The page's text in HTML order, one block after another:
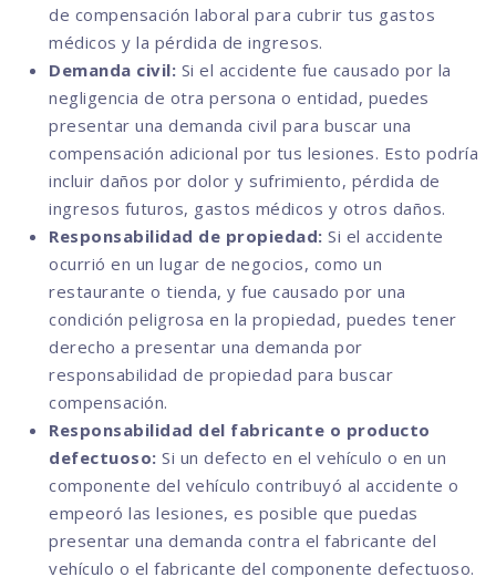
de compensación laboral para cubrir tus gastos
médicos y la pérdida de ingresos.
Demanda civil: Si el accidente fue causado por la
negligencia de otra persona o entidad, puedes
presentar una demanda civil para buscar una
compensación adicional por tus lesiones. Esto podría
incluir daños por dolor y sufrimiento, pérdida de
ingresos futuros, gastos médicos y otros daños.
Responsabilidad de propiedad: Si el accidente
ocurrió en un lugar de negocios, como un
restaurante o tienda, y fue causado por una
condición peligrosa en la propiedad, puedes tener
derecho a presentar una demanda por
responsabilidad de propiedad para buscar
compensación.
Responsabilidad del fabricante o producto
defectuoso: Si un defecto en el vehículo o en un
componente del vehículo contribuyó al accidente o
empeoró las lesiones, es posible que puedas
presentar una demanda contra el fabricante del
vehículo o el fabricante del componente defectuoso.